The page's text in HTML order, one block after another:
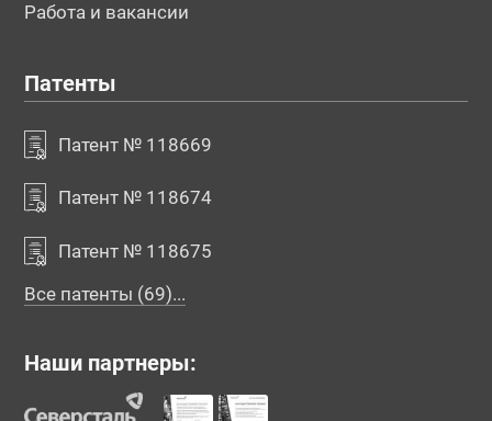
Работа и вакансии
Патенты
Патент № 118669
Патент № 118674
Патент № 118675
Все патенты (69)...
Наши партнеры: